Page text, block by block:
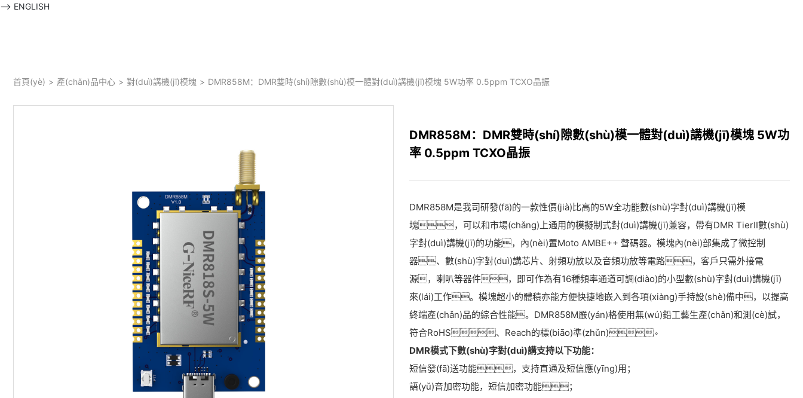
--> ENGLISH
首頁(yè) > 產(chǎn)品中心 > 對(duì)講機(jī)模塊 > DMR858M：DMR雙時(shí)隙數(shù)模一體對(duì)講機(jī)模塊 5W功率 0.5ppm TCXO晶振
DMR858M：DMR雙時(shí)隙數(shù)模一體對(duì)講機(jī)模塊 5W功
率 0.5ppm TCXO晶振
DMR858M是我司研發(fā)的一款性價(jià)比高的5W全功能數(shù)字對(duì)講機(jī)模
塊，可以和市場(chǎng)上通用的模擬制式對(duì)講機(jī)兼容，帶有DMR TierII數(shù)
字對(duì)講機(jī)的功能，內(nèi)置Moto AMBE++ 聲碼器。模塊內(nèi)部集成了微控制
器、數(shù)字對(duì)講芯片、射頻功放以及音頻功放等電路，客戶只需外接電
源，喇叭等器件，即可作為有16種頻率通道可調(diào)的小型數(shù)字對(duì)講機(jī)
來(lái)工作。模塊超小的體積亦能方便快捷地嵌入到各項(xiàng)手持設(shè)備中，以提高
終端產(chǎn)品的綜合性能。DMR858M嚴(yán)格使用無(wú)鉛工藝生產(chǎn)和測(cè)試，
符合RoHS、Reach的標(biāo)準(zhǔn)。
DMR模式下數(shù)字對(duì)講支持以下功能：
短信發(fā)送功能，支持直通及短信應(yīng)用；
語(yǔ)音加密功能，短信加密功能；